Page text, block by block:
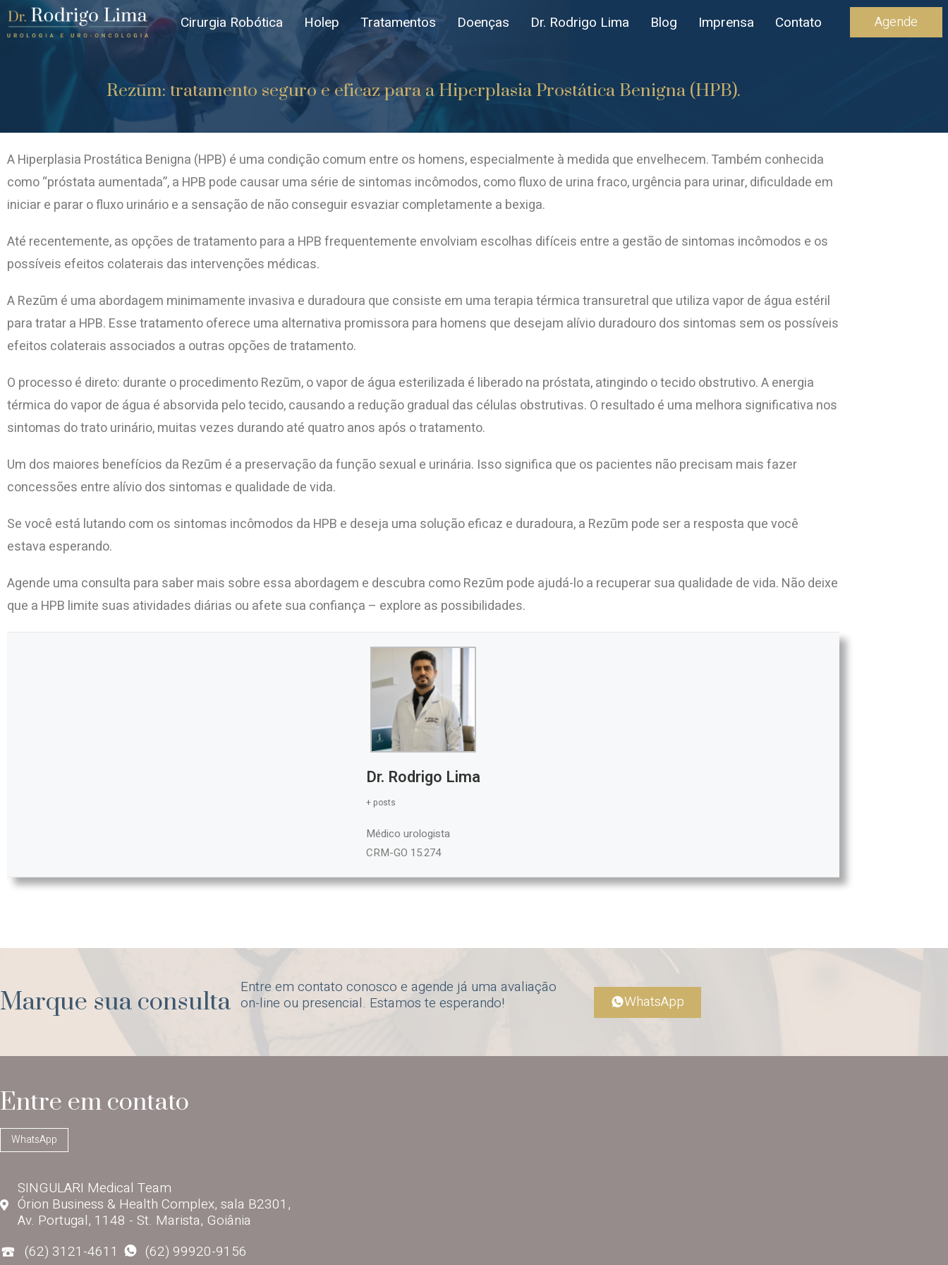
Cirurgia Robótica Holep Tratamentos Doenças Dr. Rodrigo Lima Blog Imprensa Contato Agende
Rezūm: tratamento seguro e eficaz para a Hiperplasia Prostática Benigna (HPB).
A Hiperplasia Prostática Benigna (HPB) é uma condição comum entre os homens, especialmente à medida que envelhecem. Também conhecida
como “próstata aumentada”, a HPB pode causar uma série de sintomas incômodos, como fluxo de urina fraco, urgência para urinar, dificuldade em
iniciar e parar o fluxo urinário e a sensação de não conseguir esvaziar completamente a bexiga.
Até recentemente, as opções de tratamento para a HPB frequentemente envolviam escolhas difíceis entre a gestão de sintomas incômodos e os
possíveis efeitos colaterais das intervenções médicas.
A Rezūm é uma abordagem minimamente invasiva e duradoura que consiste em uma terapia térmica transuretral que utiliza vapor de água estéril
para tratar a HPB. Esse tratamento oferece uma alternativa promissora para homens que desejam alívio duradouro dos sintomas sem os possíveis
efeitos colaterais associados a outras opções de tratamento.
O processo é direto: durante o procedimento Rezūm, o vapor de água esterilizada é liberado na próstata, atingindo o tecido obstrutivo. A energia
térmica do vapor de água é absorvida pelo tecido, causando a redução gradual das células obstrutivas. O resultado é uma melhora significativa nos
sintomas do trato urinário, muitas vezes durando até quatro anos após o tratamento.
Um dos maiores benefícios da Rezūm é a preservação da função sexual e urinária. Isso significa que os pacientes não precisam mais fazer
concessões entre alívio dos sintomas e qualidade de vida.
Se você está lutando com os sintomas incômodos da HPB e deseja uma solução eficaz e duradoura, a Rezūm pode ser a resposta que você
estava esperando.
Agende uma consulta para saber mais sobre essa abordagem e descubra como Rezūm pode ajudá-lo a recuperar sua qualidade de vida. Não deixe
que a HPB limite suas atividades diárias ou afete sua confiança – explore as possibilidades.
Dr. Rodrigo Lima
+ posts
Médico urologista
CRM-GO 15.274
Marque sua consulta Entre em contato conosco e agende já uma avaliação
on-line ou presencial. Estamos te esperando!
WhatsApp
Entre em contato
WhatsApp
SINGULARI Medical Team
Órion Business & Health Complex, sala B2301,
Av. Portugal, 1148 - St. Marista, Goiânia
(62) 3121-4611
(62) 99920-9156